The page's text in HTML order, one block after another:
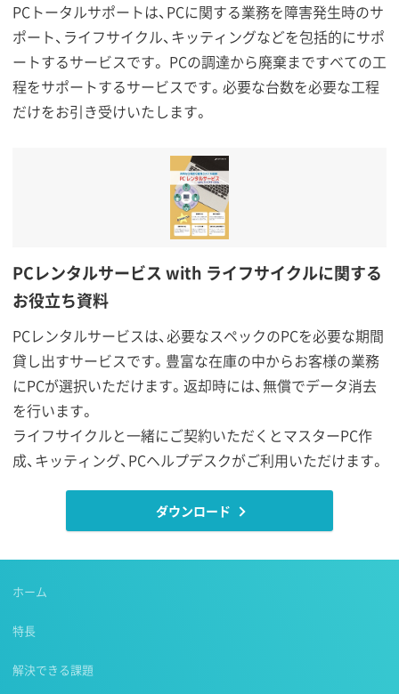
PCトータルサポートは、PCに関する業務を障害発生時のサ
ポート、ライフサイクル、キッティングなどを包括的にサポ
ートするサービスです。 PCの調達から廃棄まですべての工
程をサポートするサービスです。必要な台数を必要な工程
だけをお引き受けいたします。
PCレンタルサービス with ライフサイクルに関する
お役立ち資料
PCレンタルサービスは、必要なスペックのPCを必要な期間
貸し出すサービスです。豊富な在庫の中からお客様の業務
にPCが選択いただけます。返却時には、無償でデータ消去
を行います。
ライフサイクルと一緒にご契約いただくとマスターPC作
成、キッティング、PCヘルプデスクがご利用いただけます。
ダウンロード
ホーム
特長
解決できる課題